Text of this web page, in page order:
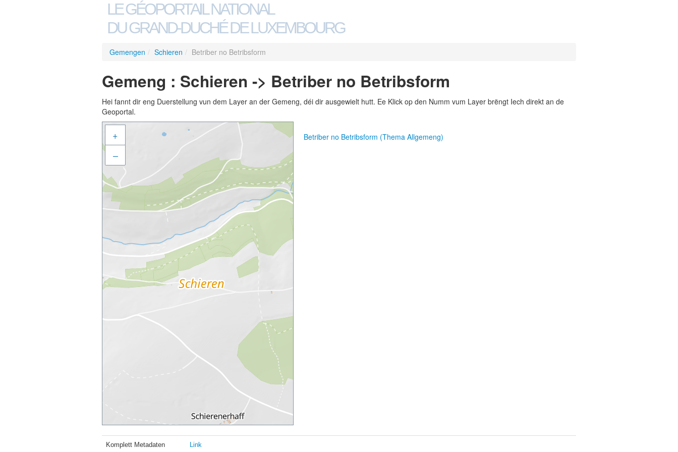
LE GÉOPORTAIL NATIONAL
DU GRAND-DUCHÉ DE LUXEMBOURG
Gemengen / Schieren / Betriber no Betribsform
Gemeng : Schieren -> Betriber no Betribsform
Hei fannt dir eng Duerstellung vun dem Layer an der Gemeng, déi dir ausgewielt hutt. Ee Klick op den Numm vum Layer brëngt Iech direkt an de
Geoportal.
+
–
Betriber no Betribsform (Thema Allgemeng)
Komplett Metadaten Link